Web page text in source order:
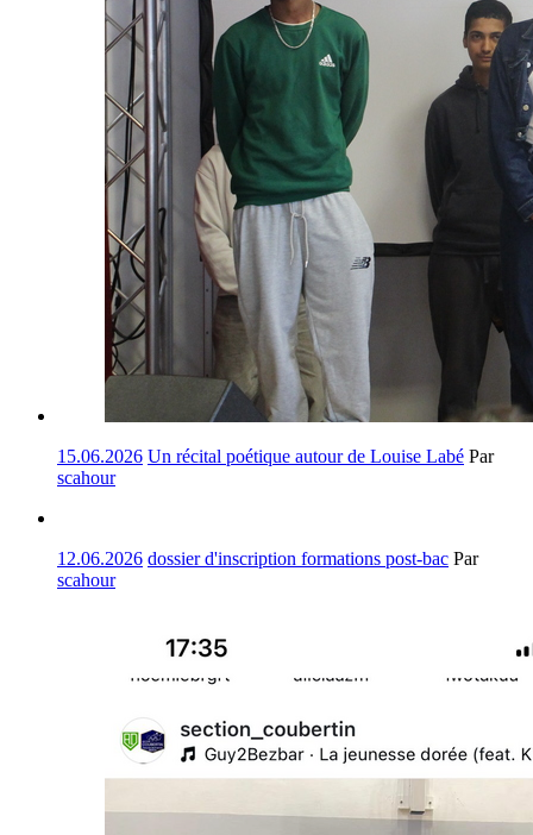
15.06.2026 Un récital poétique autour de Louise Labé Par
scahour
12.06.2026 dossier d'inscription formations post-bac Par
scahour